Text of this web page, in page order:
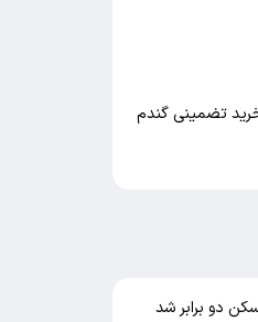
تضمینی گندم
دو برابر شد